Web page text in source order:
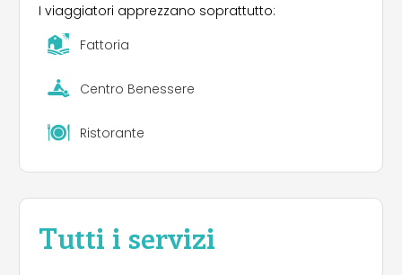
I viaggiatori apprezzano soprattutto:
Fattoria
Centro Benessere
Ristorante
Tutti i servizi